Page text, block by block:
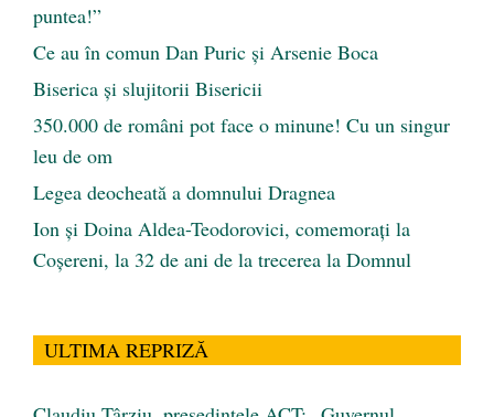
puntea!”
Ce au în comun Dan Puric şi Arsenie Boca
Biserica și slujitorii Bisericii
350.000 de români pot face o minune! Cu un singur
leu de om
Legea deocheată a domnului Dragnea
Ion și Doina Aldea-Teodorovici, comemorați la
Coșereni, la 32 de ani de la trecerea la Domnul
ULTIMA REPRIZĂ